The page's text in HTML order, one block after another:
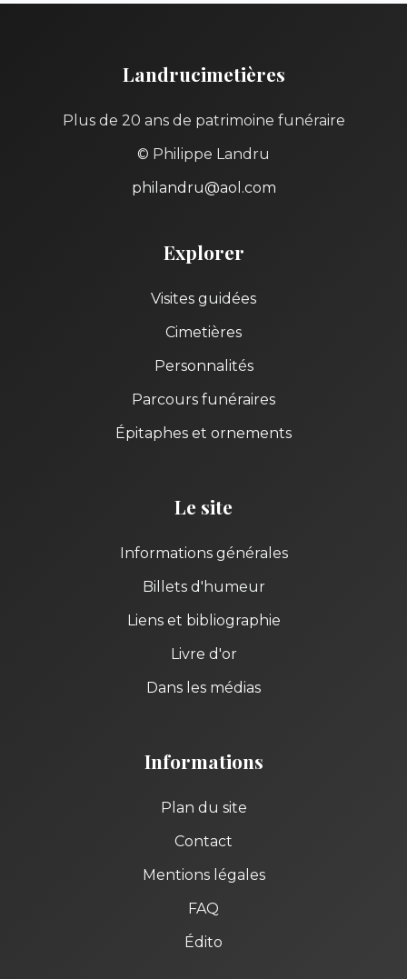
Landrucimetières
Plus de 20 ans de patrimoine funéraire
© Philippe Landru
philandru@aol.com
Explorer
Visites guidées
Cimetières
Personnalités
Parcours funéraires
Épitaphes et ornements
Le site
Informations générales
Billets d'humeur
Liens et bibliographie
Livre d'or
Dans les médias
Informations
Plan du site
Contact
Mentions légales
FAQ
Édito